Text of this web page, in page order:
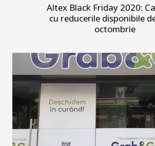
Altex Black Friday 2020:
cu reducerile disponibile
octombrie